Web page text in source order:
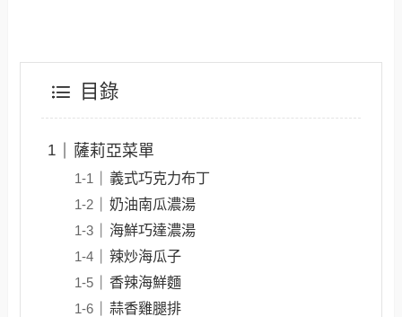
目錄
薩莉亞菜單
義式巧克力布丁
奶油南瓜濃湯
海鮮巧達濃湯
辣炒海瓜子
香辣海鮮麵
蒜香雞腿排